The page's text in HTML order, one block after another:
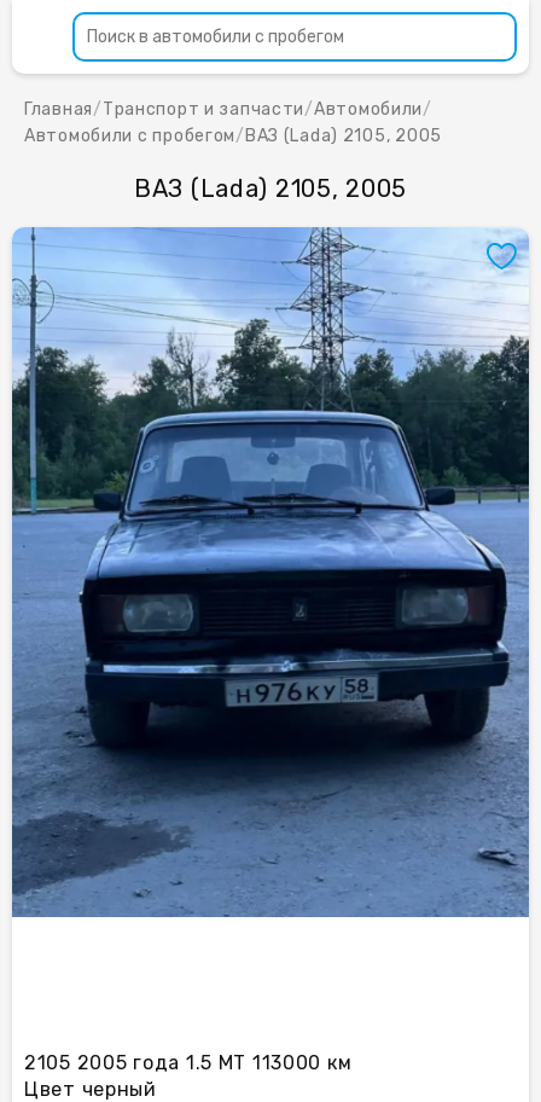
Главная/Транспорт и запчасти/Автомобили/
Автомобили с пробегом/ ВАЗ (Lada) 2105, 2005
ВАЗ (Lada) 2105, 2005
2105 2005 года 1.5 МТ 113000 км
Цвет черный